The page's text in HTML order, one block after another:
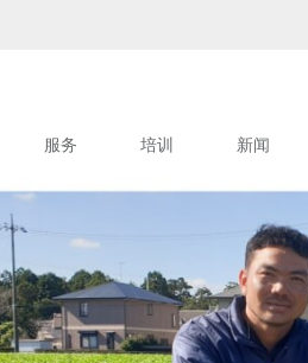
服务 培训 新闻